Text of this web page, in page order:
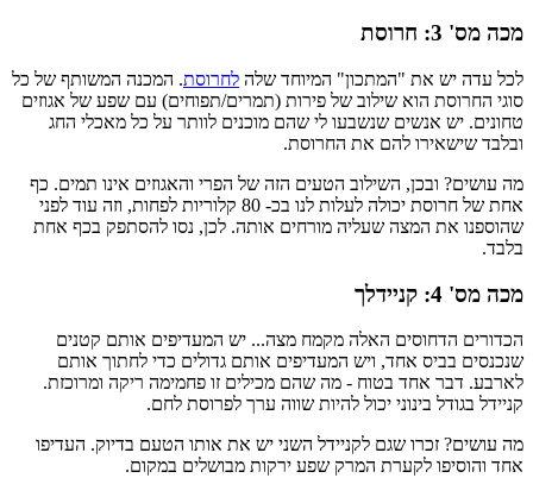
מכה מס' 3: חרוסת
לכל עדה יש את "המתכון" המיוחד שלה לחרוסת. המכנה המשותף של כל
סוגי החרוסת הוא שילוב של פירות (תמרים/תפוחים) עם שפע של אגוזים
טחונים. יש אנשים שנשבעו לי שהם מוכנים לוותר על כל מאכלי החג
ובלבד שישאירו להם את החרוסת.
מה עושים? ובכן, השילוב הטעים הזה של הפרי והאגוזים אינו תמים. כף
אחת של חרוסת יכולה לעלות לנו בכ- 80 קלוריות לפחות, וזה עוד לפני
שהוספנו את המצה שעליה מורחים אותה. לכן, נסו להסתפק בכף אחת
בלבד.
מכה מס' 4: קניידלך
הכדורים הדחוסים האלה מקמח מצה... יש המעדיפים אותם קטנים
שנכנסים בביס אחד, ויש המעדיפים אותם גדולים כדי לחתוך אותם
לארבע. דבר אחד בטוח - מה שהם מכילים זו פחמימה ריקה ומרוכזת.
קניידל בגודל בינוני יכול להיות שווה ערך לפרוסת לחם.
מה עושים? זכרו שגם לקניידל השני יש את אותו הטעם בדיוק. העדיפו
אחד והוסיפו לקערת המרק שפע ירקות מבושלים במקום.